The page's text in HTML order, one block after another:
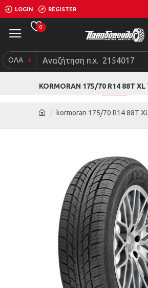
LOGIN REGISTER
0
ΟΛΑ
kormoran 175/70 R14 88T
KORMORAN 175/70 R14 88T XL